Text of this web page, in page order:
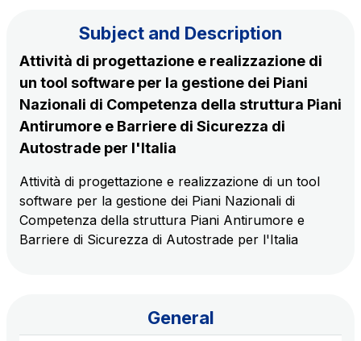
The Group
Movyon
The technology operator for the integration of
Intelligent Transport Systems solutions
Tecne
Autostrade per l'Italia Group's engineering company
Amplia
Elgea
Discover our App
Scan the QR Code with your mobile phone's
camera to download the App
Subject and Description
Attività di progettazione e realizzazione di
un tool software per la gestione dei Piani
Nazionali di Competenza della struttura Piani
Antirumore e Barriere di Sicurezza di
Autostrade per l'Italia
Attività di progettazione e realizzazione di un tool
software per la gestione dei Piani Nazionali di
Competenza della struttura Piani Antirumore e
Barriere di Sicurezza di Autostrade per l'Italia
General